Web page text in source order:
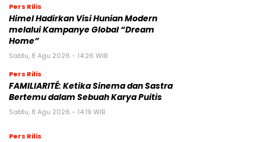
Pers Rilis
Himel Hadirkan Visi Hunian Modern
melalui Kampanye Global “Dream
Home”
Sabtu, 8 Agu 2026 - 14:26 WIB
Pers Rilis
FAMILIARITÉ: Ketika Sinema dan Sastra
Bertemu dalam Sebuah Karya Puitis
Sabtu, 8 Agu 2026 - 14:19 WIB
Pers Rilis